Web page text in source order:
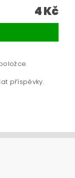
4 Kč
příspěvky.